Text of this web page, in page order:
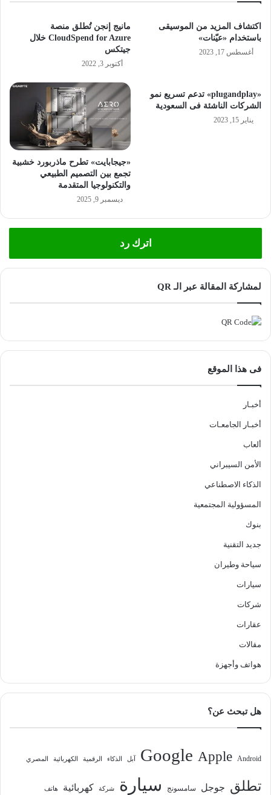
اكتشاف المزيد من الموسيقى
باستخدام «عيّنات»
أغسطس 17, 2023
مانيج إنجن تُطلق منصة
CloudSpend for Azure خلال
جيتكس
أكتوبر 3, 2022
«plugandplay» تدعم تسريع نمو
الشركات الناشئة فى السعودية
يناير 15, 2023
«جيجابايت» تطرح ماذربورد خشبية
تجمع بين التصميم الطبيعي
والتكنولوجيا المتقدمة
ديسمبر 9, 2025
اترك رد
لمشاركة المقالة عبر الـ QR
فى هذا الموقع
أخبـار
أخبـار الجامعـات
ألعاب
الأمن السيبراني
الذكاء الاصطناعي
المسؤولية المجتمعية
بنوك
جديد التقنية
سياحة وطيران
سيارات
شركات
عقارات
مقالات
هواتف وأجهزة
هل تبحث عن؟
Android
Apple
Google آبل الذكاء الرقمية الكهربائية المصري
تطلق جوجل سامسونج سيارة شركة كهربائية هاتف